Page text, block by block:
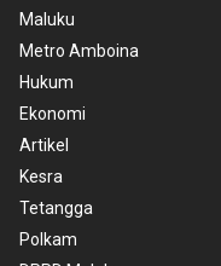
Maluku
Metro Amboina
Hukum
Ekonomi
Artikel
Kesra
Tetangga
Polkam